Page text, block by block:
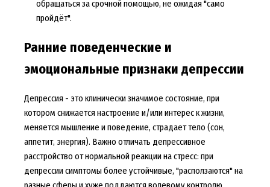
обращаться за срочной помощью, не ожидая "само
пройдёт".
Ранние поведенческие и
эмоциональные признаки депрессии
Депрессия - это клинически значимое состояние, при
котором снижается настроение и/или интерес к жизни,
меняется мышление и поведение, страдает тело (сон,
аппетит, энергия). Важно отличать депрессивное
расстройство от нормальной реакции на стресс: при
депрессии симптомы более устойчивые, "расползаются" на